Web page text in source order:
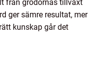
från grödornas tillväxt
ger sämre resultat, mer
kunskap går det